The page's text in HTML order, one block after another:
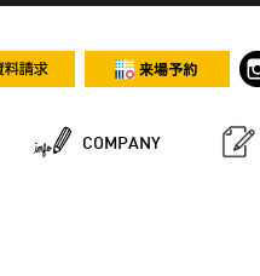
COMPANY